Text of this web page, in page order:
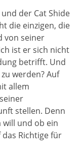
der Cat Shide
die einzigen, die
von seiner
ist er sich nicht
betrifft. Und
werden? Auf
allem
stellen. Denn
und ob ein
Richtige für